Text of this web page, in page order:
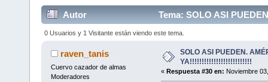
Autor Tema: SOLO ASI
0 Usuarios y 1 Visitante están viendo este tema.
raven_tanis
Cuervo cazador de almas
Moderadores
SOLO ASI PUEDEN.
YA!!!!!!!!!!!!!!!!!!!!!!!!!!
« Respuesta #30 en: Noviembre